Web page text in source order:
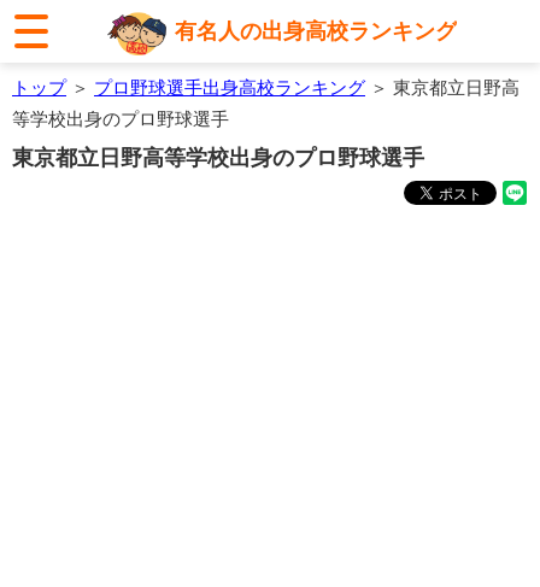
有名人の出身高校ランキング
トップ＞ プロ野球選手出身高校ランキング ＞ 東京都立日野高
等学校出身のプロ野球選手
東京都立日野高等学校出身のプロ野球選手